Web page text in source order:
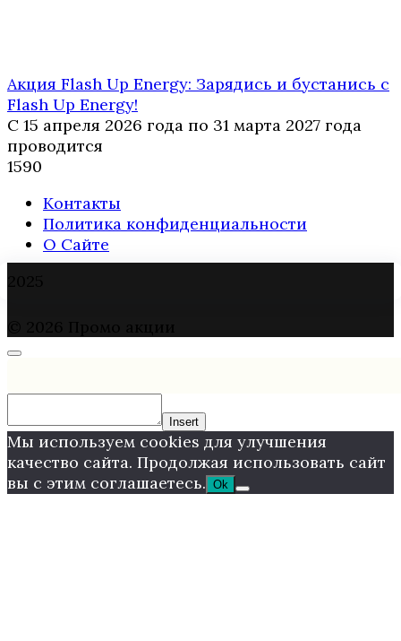
Акция Flash Up Energy: Зарядись и бустанись с
Flash Up Energy!
С 15 апреля 2026 года по 31 марта 2027 года
проводится
1590
Контакты
Политика конфиденциальности
О Сайте
Insert
Мы используем cookies для улучшения
качество сайта. Продолжая использовать сайт
вы с этим соглашаетесь. Ok